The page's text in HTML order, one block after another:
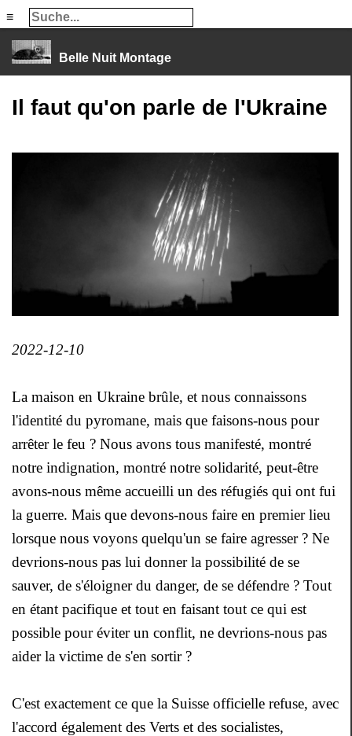
Belle Nuit Montage
Il faut qu'on parle de l'Ukraine
2022-12-10
La maison en Ukraine brûle, et nous connaissons
l'identité du pyromane, mais que faisons-nous pour
arrêter le feu ? Nous avons tous manifesté, montré
notre indignation, montré notre solidarité, peut-être
avons-nous même accueilli un des réfugiés qui ont fui
la guerre. Mais que devons-nous faire en premier lieu
lorsque nous voyons quelqu'un se faire agresser ? Ne
devrions-nous pas lui donner la possibilité de se
sauver, de s'éloigner du danger, de se défendre ? Tout
en étant pacifique et tout en faisant tout ce qui est
possible pour éviter un conflit, ne devrions-nous pas
aider la victime de s'en sortir ?
C'est exactement ce que la Suisse officielle refuse, avec
l'accord également des Verts et des socialistes,
≡
≡